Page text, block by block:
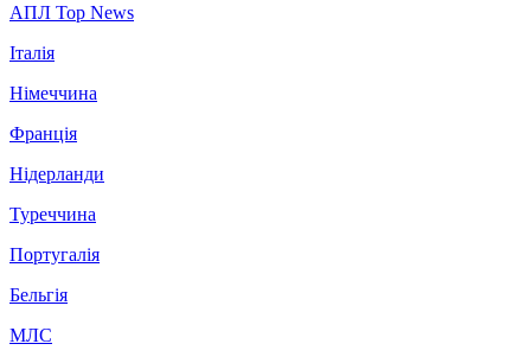
АПЛ Top News
Італія
Німеччина
Франція
Нідерланди
Туреччина
Португалія
Бельгія
МЛС